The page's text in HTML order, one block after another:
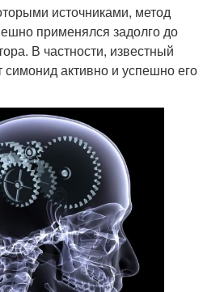
источниками, метод
применялся задолго до
В частности, известный
симонид активно и успешно его